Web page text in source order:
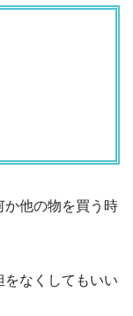
か他の物を買う時
をなくしてもいい